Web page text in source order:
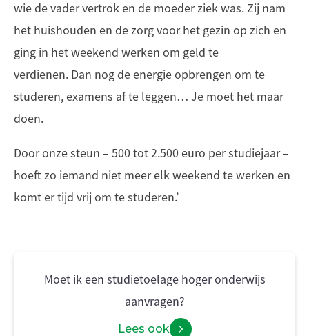
wie de vader vertrok en de moeder ziek was. Zij nam
het huishouden en de zorg voor het gezin op zich en
ging in het weekend werken om geld te
verdienen. Dan nog de energie opbrengen om te
studeren, examens af te leggen… Je moet het maar
doen.
Door onze steun – 500 tot 2.500 euro per studiejaar –
hoeft zo iemand niet meer elk weekend te werken en
komt er tijd vrij om te studeren.’
Moet ik een studietoelage hoger onderwijs
aanvragen?
Lees ook